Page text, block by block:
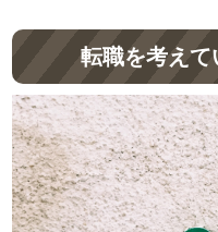
転職を考えて